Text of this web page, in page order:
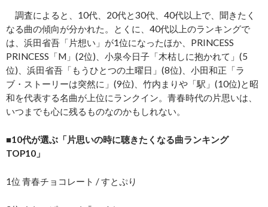
調査によると、10代、20代と30代、40代以上で、聞きたく
なる曲の傾向が分かれた。とくに、40代以上のランキングで
は、浜田省吾「片想い」が1位になったほか、PRINCESS
PRINCESS「M」(2位)、小泉今日子「木枯しに抱かれて」(5
位)、浜田省吾「もうひとつの土曜日」(8位)、小田和正「ラ
ブ・ストーリーは突然に」(9位)、竹内まりや「駅」(10位)と昭
和を代表する名曲が上位にランクイン。青春時代の片思いは、
いつまでも心に残るものなのかもしれない。
■10代が選ぶ「片思いの時に聴きたくなる曲ランキング
TOP10」
1位 青春チョコレート / すとぷり